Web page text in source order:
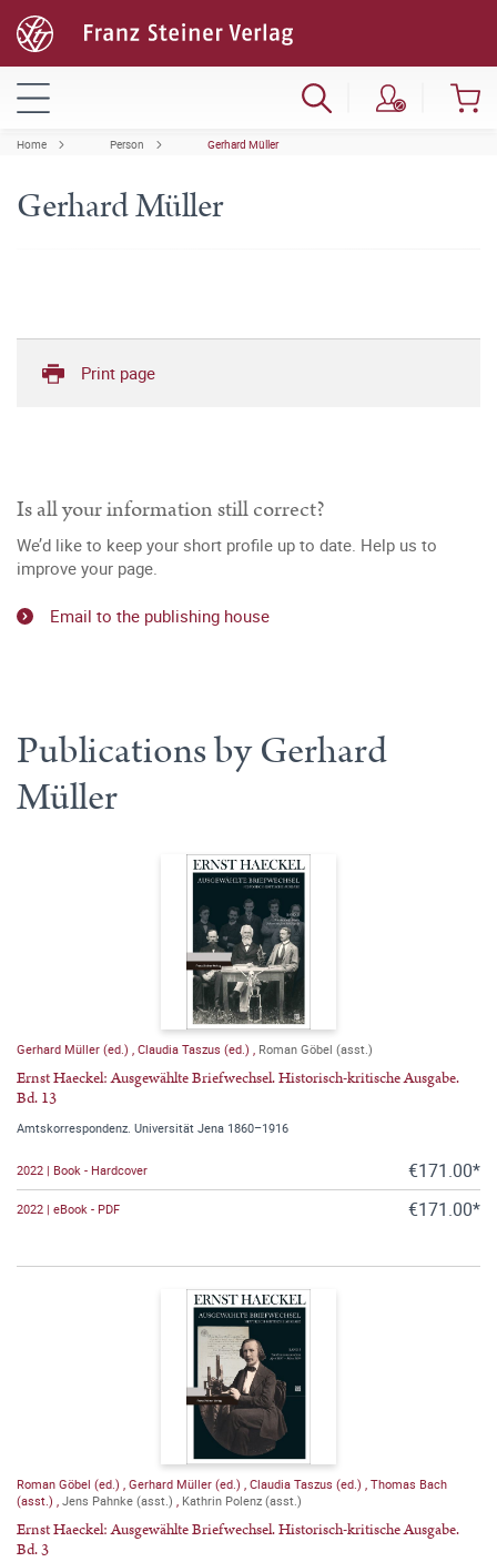
Home Person Gerhard Müller
Gerhard Müller
Print page
Is all your information still correct?
We’d like to keep your short profile up to date. Help us to
improve your page.
Email to the publishing house
Publications by Gerhard
Müller
Gerhard Müller (ed.) Claudia Taszus (ed.) Roman Göbel (asst.)
Ernst Haeckel: Ausgewählte Briefwechsel. Historisch-kritische Ausgabe.
Bd. 13
Amtskorrespondenz. Universität Jena 1860–1916
2022 | Book - Hardcover €171.00*
2022 | eBook - PDF €171.00*
Roman Göbel (ed.) Gerhard Müller (ed.) Claudia Taszus (ed.) Thomas Bach
(asst.) Jens Pahnke (asst.) Kathrin Polenz (asst.)
Ernst Haeckel: Ausgewählte Briefwechsel. Historisch-kritische Ausgabe.
Bd. 3